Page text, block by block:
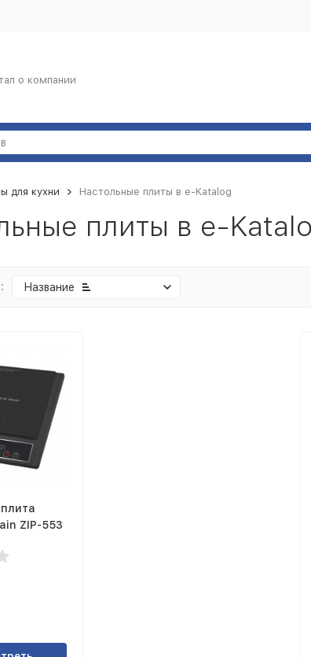
о компании
для кухни Настольные плиты в e-Katalog
плиты в e-
Название
ZIP-553